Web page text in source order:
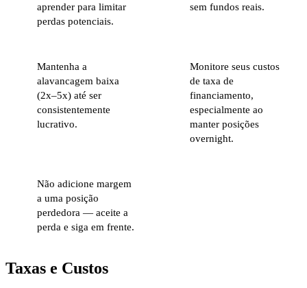
aprender para limitar
perdas potenciais.
sem fundos reais.
Mantenha a
alavancagem baixa
(2x–5x) até ser
consistentemente
lucrativo.
Monitore seus custos
de taxa de
financiamento,
especialmente ao
manter posições
overnight.
Não adicione margem
a uma posição
perdedora — aceite a
perda e siga em frente.
Taxas e Custos